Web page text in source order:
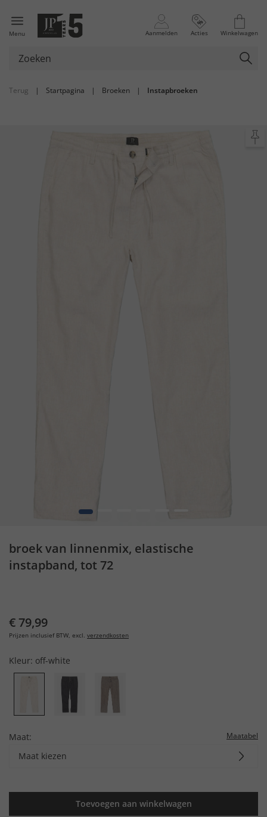
Menu Aanmelden Acties Winkelwagen
Terug | Startpagina | Broeken | Instapbroeken
1
broek van linnenmix, elastische
instapband, tot 72
€ 79,99
Prijzen inclusief BTW, excl. verzendkosten
Kleur: off-white
Maat: Maatabel
Maat kiezen
Toevoegen aan winkelwagen